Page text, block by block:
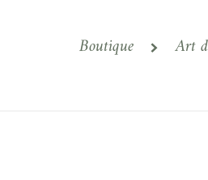
Boutique Art